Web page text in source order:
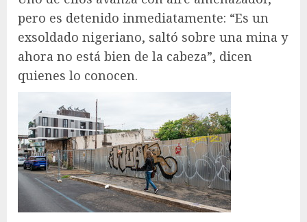
pero es detenido inmediatamente: “Es un
exsoldado nigeriano, saltó sobre una mina y
ahora no está bien de la cabeza”, dicen
quienes lo conocen.